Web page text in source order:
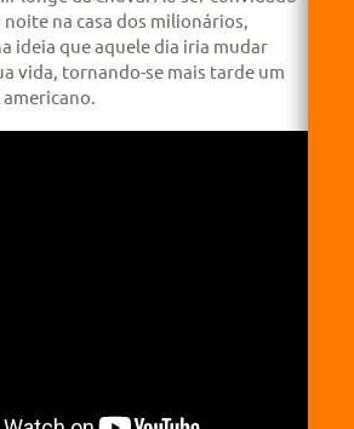
noite na casa dos milionários,
ideia que aquele dia iria mudar
vida, tornando-se mais tarde um